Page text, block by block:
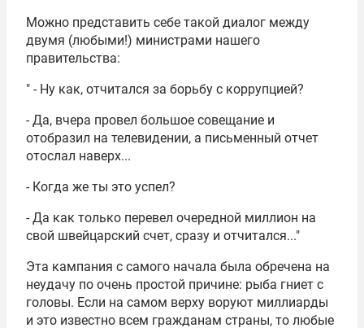
Можно представить себе такой диалог между
двумя (любыми!) министрами нашего
правительства:
" - Ну как, отчитался за борьбу с коррупцией?
- Да, вчера провел большое совещание и
отобразил на телевидении, а письменный отчет
отослал наверх...
- Когда же ты это успел?
- Да как только перевел очередной миллион на
свой швейцарский счет, сразу и отчитался..."
Эта кампания с самого начала была обречена на
неудачу по очень простой причине: рыба гниет с
головы. Если на самом верху воруют миллиарды
и это известно всем гражданам страны, то любые